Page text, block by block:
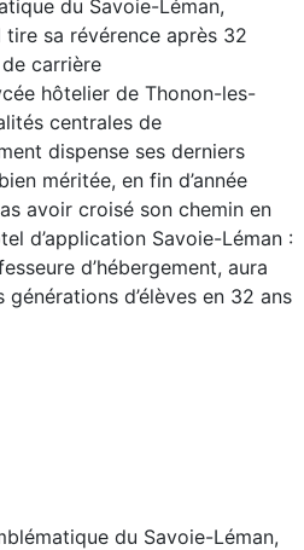
hôtelier de Thonon-les-
centrales de
dispense ses derniers
méritée, en fin d’année
avoir croisé son chemin en
d’application Savoie-Léman :
d’hébergement, aura
d’élèves en 32 ans
du Savoie-Léman,